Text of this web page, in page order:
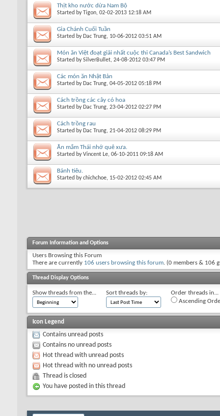
Thịt kho nước dừa Nam Bộ
Started byTigon, 02-02-2013 12:18 AM
Gia Chánh Cuối Tuần
Started by Dac Trung, 10-06-2012 03:51 AM
Món ăn Việt đoạt giải nhất cuộc thi Canada’s Best Sandwich
Started bySilverBullet, 24-08-2012 03:47 PM
Các món ăn Nhật Bản
Started by Dac Trung, 04-05-2012 05:18 PM
Cách trồng các cây có hoa
Started by Dac Trung, 23-04-2012 02:27 PM
Cách trồng rau
Started by Dac Trung, 21-04-2012 08:29 PM
Ăn mắm Thái nhớ quê xưa.
Started byVincent Le, 06-10-2011 09:18 AM
Bánh tiêu.
Started bychichchoe, 15-02-2012 02:45 AM
Forum Information and Options
Users Browsing this Forum
There are currently 106 users browsing this forum. (0 members & 106
Thread Display Options
Show threads from the... Sort threads by:
Order threads in...
Ascending
Icon Legend
Contains unread posts
Contains no unread posts
Hot thread with unread posts
Hot thread with no unread posts
Thread is closed
You have posted in this thread